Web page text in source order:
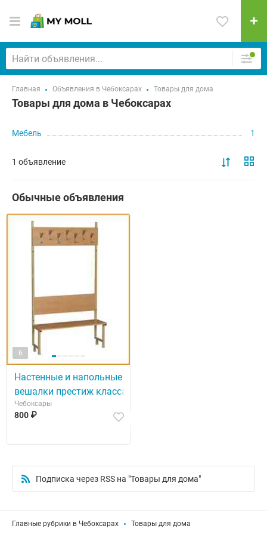
Главная Объявления в Чебоксарах Товары для дома
Товары для дома в Чебоксарах
Мебель 1
1 объявление
Обычные объявления
6
Настенные и напольные
вешалки престиж класса
Чебоксары
800 ₽
Подписка через RSS на "Товары для дома"
Главные рубрики в Чебоксарах Товары для дома